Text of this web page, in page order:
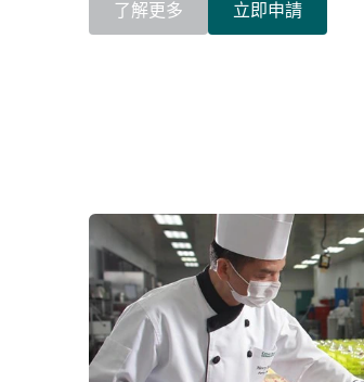
了解更多 立即申請